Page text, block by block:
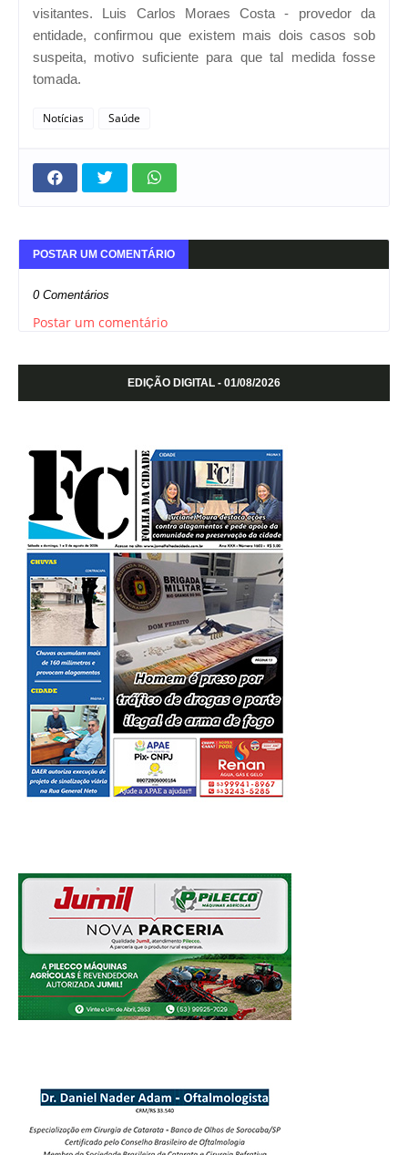
visitantes. Luis Carlos Moraes Costa - provedor da
entidade, confirmou que existem mais dois casos sob
suspeita, motivo suficiente para que tal medida fosse
tomada.
Notícias Saúde
POSTAR UM COMENTÁRIO
0 Comentários
Postar um comentário
EDIÇÃO DIGITAL - 01/08/2026